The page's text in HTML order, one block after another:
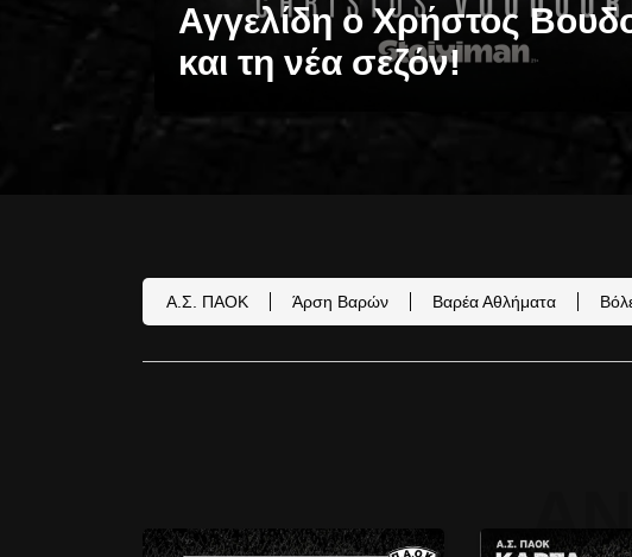
Αγγελίδη ο Χρήστος
και τη νέα σεζόν!
Α.Σ. ΠΑΟΚ Άρση Βαρών Βαρέα Αθλήματα